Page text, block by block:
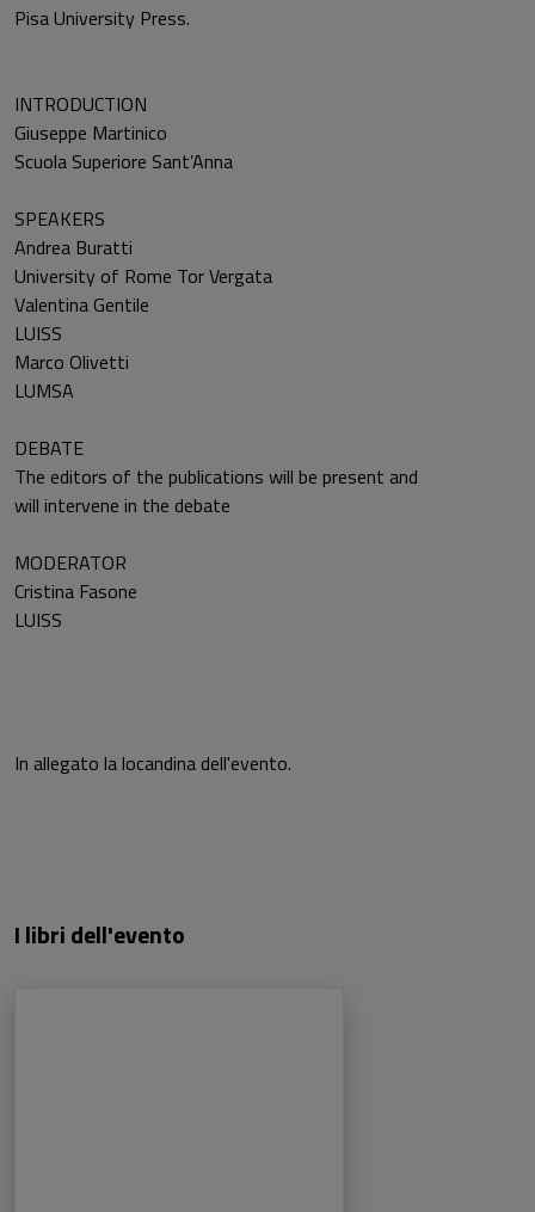
Pisa University Press.
INTRODUCTION
Giuseppe Martinico
Scuola Superiore Sant’Anna
SPEAKERS
Andrea Buratti
University of Rome Tor Vergata
Valentina Gentile
LUISS
Marco Olivetti
LUMSA
DEBATE
The editors of the publications will be present and
will intervene in the debate
MODERATOR
Cristina Fasone
LUISS
In allegato la locandina dell'evento.
I libri dell'evento